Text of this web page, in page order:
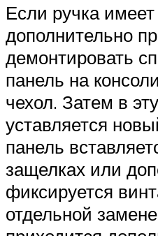
Если ручка имеет
дополнительно
демонтировать
панель на
чехол. Затем в
уставляется
панель
защелках или
фиксируется
отдельной